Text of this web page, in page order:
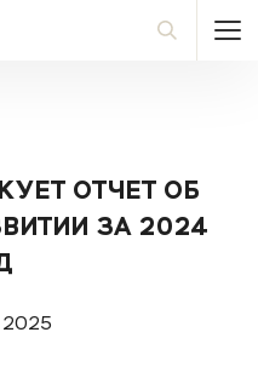
ОТЧЕТ ОБ
ЗА 2024
2025